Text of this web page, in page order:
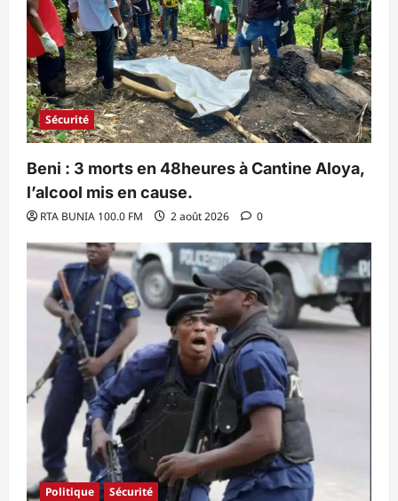
Sécurité
Beni : 3 morts en 48heures à Cantine Aloya,
l’alcool mis en cause.
RTA BUNIA 100.0 FM 2 août 2026 0
Politique Sécurité